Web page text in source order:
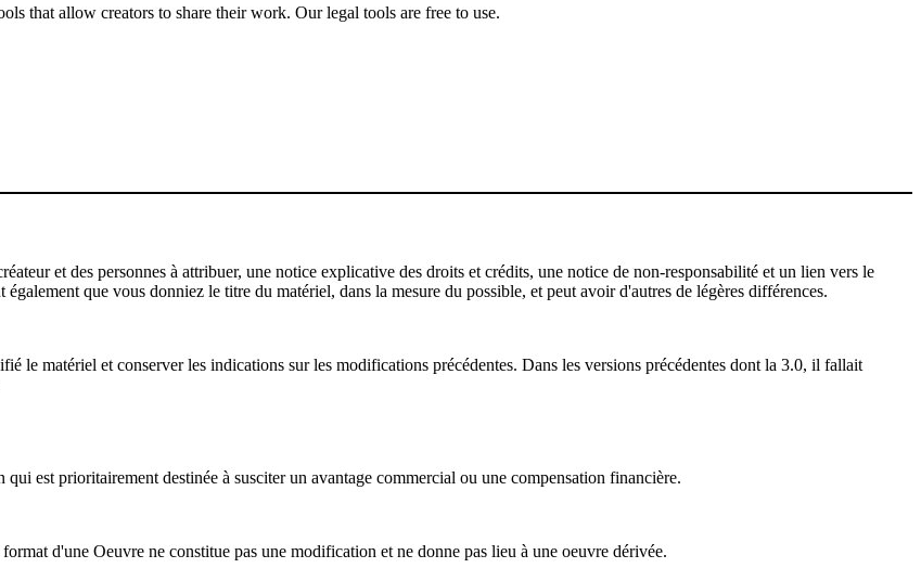
that allow creators to share their work. Our legal tools are free to use.
et des personnes à attribuer, une notice explicative des droits et crédits, une notice de non-responsabilité et un lien vers le
que vous donniez le titre du matériel, dans la mesure du possible, et peut avoir d'autres de légères différences.
le matériel et conserver les indications sur les modifications précédentes. Dans les versions précédentes dont la 3.0, il fallait
est prioritairement destinée à susciter un avantage commercial ou une compensation financière.
d'une Oeuvre ne constitue pas une modification et ne donne pas lieu à une oeuvre dérivée.